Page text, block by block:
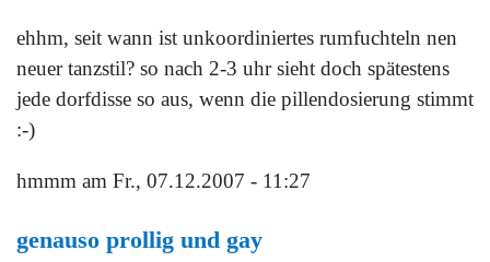
ehhm, seit wann ist unkoordiniertes rumfuchteln nen
neuer tanzstil? so nach 2-3 uhr sieht doch spätestens
jede dorfdisse so aus, wenn die pillendosierung stimmt
:-)
hmmm am Fr., 07.12.2007 - 11:27
genauso prollig und gay